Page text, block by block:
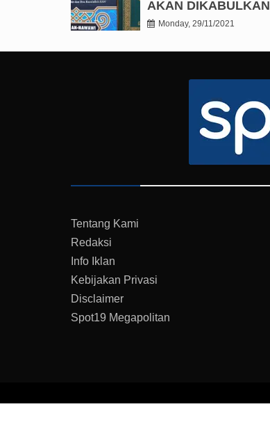
AKAN DIKABULKAN
Monday, 29/11/2021
Tentang Kami
Redaksi
Info Iklan
Kebijakan Privasi
Disclaimer
Spot19 Megapolitan